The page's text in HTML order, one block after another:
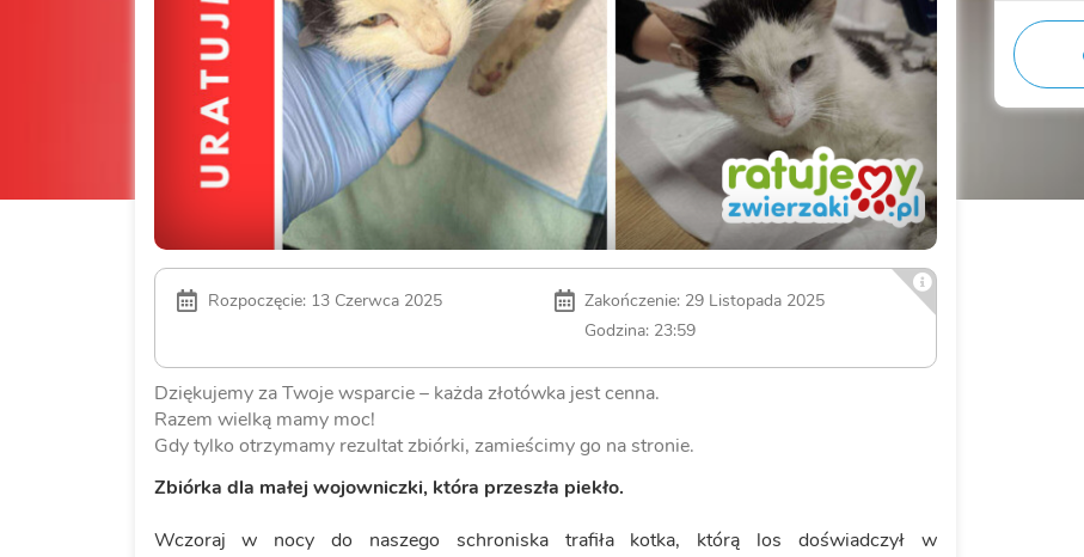
Rozpoczęcie: 13 Czerwca 2025
Zakończenie: 29 Listopada 2025
Godzina: 23:59
Dziękujemy za Twoje wsparcie – każda złotówka jest cenna.
Razem wielką mamy moc!
Gdy tylko otrzymamy rezultat zbiórki, zamieścimy go na stronie.
Zbiórka dla małej wojowniczki, która przeszła piekło.
Wczoraj w nocy do naszego schroniska trafiła kotka, którą los doświadczył w